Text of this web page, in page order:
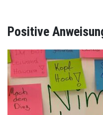
Positive